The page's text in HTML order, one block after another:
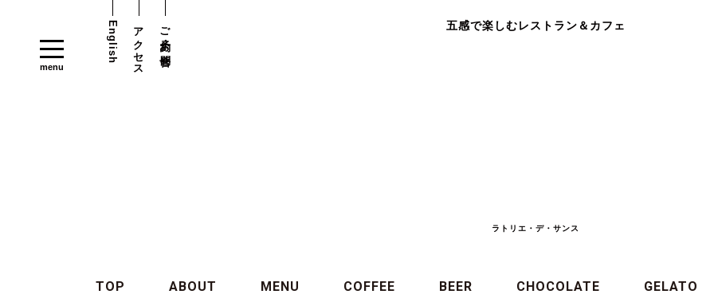
五感で楽しむレストラン＆カフェ
ラトリエ・デ・サンス
TOP ABOUT MENU COFFEE BEER CHOCOLATE GELATO
ご予約・お問合せ
アクセス
English